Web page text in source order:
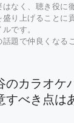
なく、聴き役に
り上げることに
です。
題で仲良くなる
のカラオケ
すべき点は